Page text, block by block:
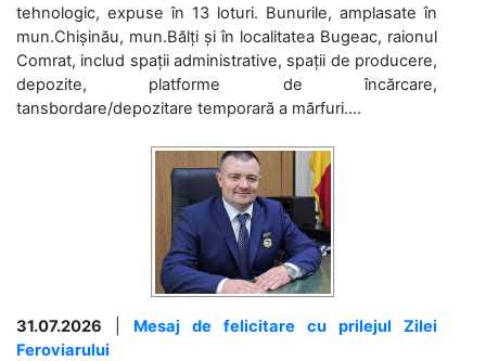
tehnologic, expuse în 13 loturi. Bunurile, amplasate în
mun.Chișinău, mun.Bălți și în localitatea Bugeac, raionul
Comrat, includ spații administrative, spații de producere,
depozite, platforme de încărcare,
tansbordare/depozitare temporară a mărfuri....
31.07.2026
Mesaj de felicitare cu prilejul Zilei
Feroviarului